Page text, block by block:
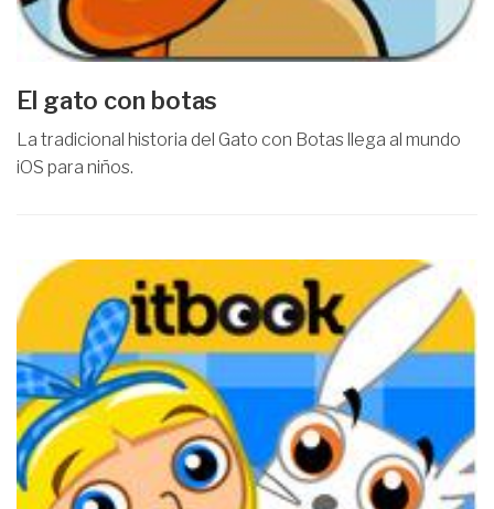
El gato con botas
La tradicional historia del Gato con Botas llega al mundo
iOS para niños.